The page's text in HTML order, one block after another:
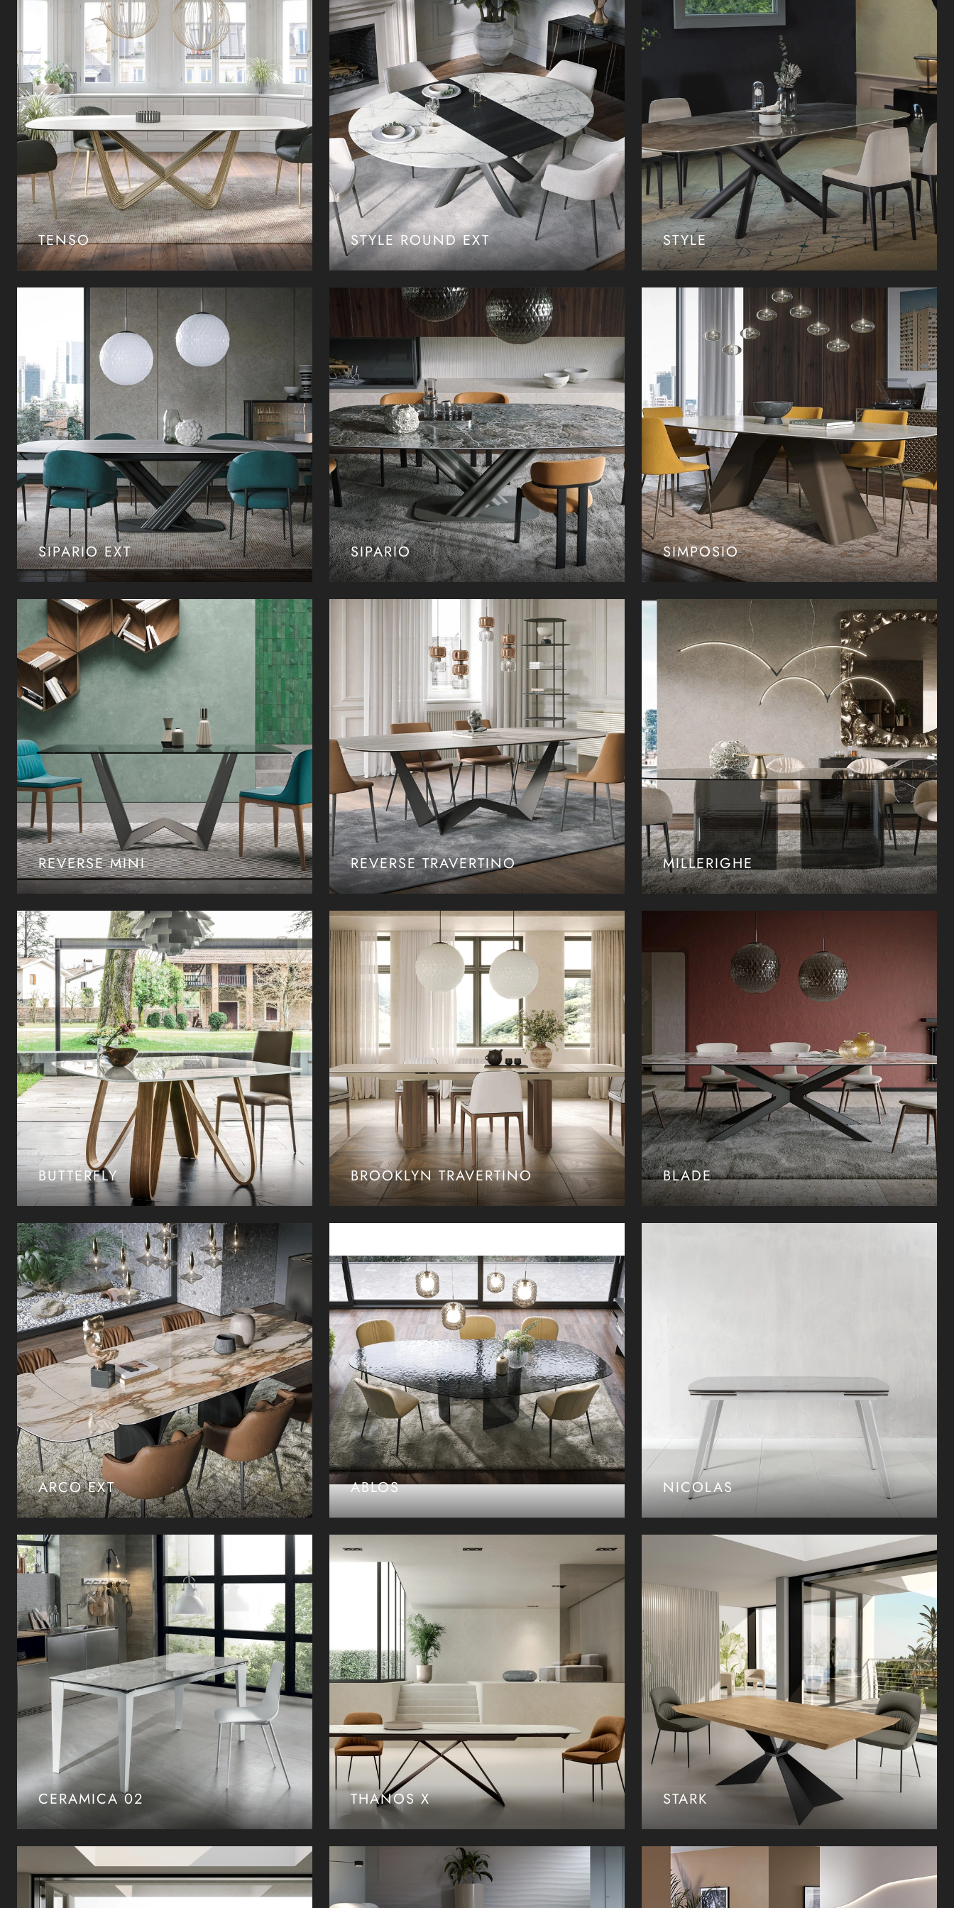
TENSO STYLE ROUND EXT STYLE
SIPARIO EXT SIPARIO SIMPOSIO
REVERSE MINI REVERSE TRAVERTINO MILLERIGHE
BUTTERFLY BROOKLYN TRAVERTINO BLADE
ARCO EXT ABLOS NICOLAS
CERAMICA 02 THANOS X STARK